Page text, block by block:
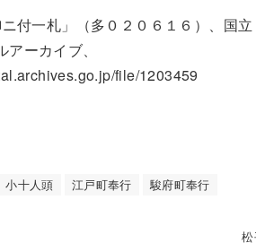
付一札」（多０２０６１６）、国立
ーカイブ、
file/1203459
小十人頭 江戸町奉行 駿府町奉行